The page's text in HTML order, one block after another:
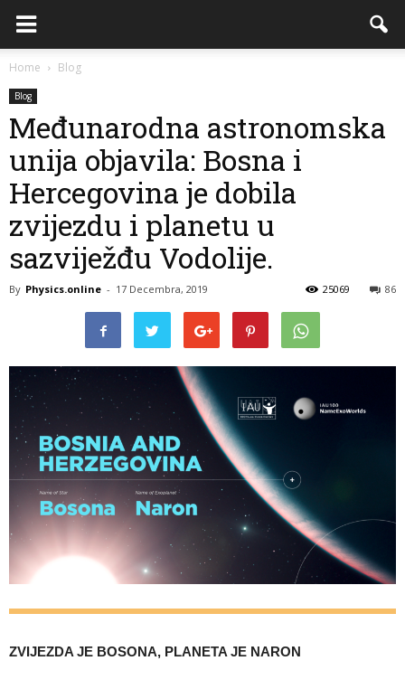
Home Blog
Blog
Međunarodna astronomska
unija objavila: Bosna i
Hercegovina je dobila
zvijezdu i planetu u
sazviježđu Vodolije.
By Physics.online - 17 Decembra, 2019 86
25069
ZVIJEZDA JE BOSONA, PLANETA JE NARON